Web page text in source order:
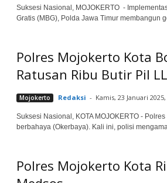
Suksesi Nasional, MOJOKERTO -
Gratis (MBG), Polda Jawa Timur membangun
Polres Mojokerto Kota
Ratusan Ribu Butir Pil
Mojokerto Redaksi - Kamis, 23 Januari 2025,
Suksesi Nasional, KOTA MOJOKERTO -
berbahaya (Okerbaya). Kali ini, polisi
Polres Mojokerto Kota